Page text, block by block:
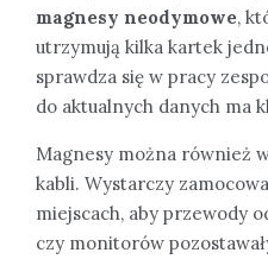
magnesy neodymowe,
utrzymują kilka kartek
sprawdza się w pracy
do aktualnych danych ma
Magnesy można również
kabli. Wystarczy
miejscach, aby przewody
czy monitorów